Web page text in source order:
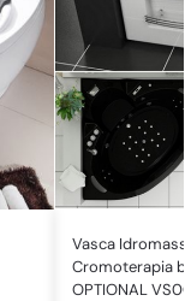
Vasca
Cromoterapia
OPTIONAL